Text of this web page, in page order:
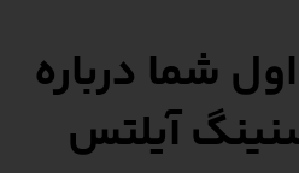
شما درباره
آیلتس